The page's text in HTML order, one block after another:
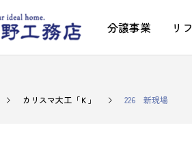
分譲事業 リ
カリスマ大工「Ｋ」 226 新現場